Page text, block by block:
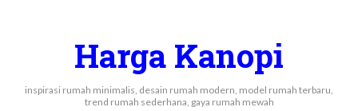
Harga Kanopi
inspirasi rumah minimalis, desain rumah modern, model rumah terbaru,
trend rumah sederhana, gaya rumah mewah